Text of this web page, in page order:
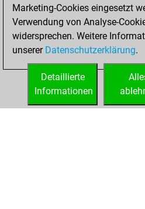
Samstag,
13, 2021
You
your Fritz
Marketing-Cookies eingesetzt
Verwendung von Analyse-
widersprechen. Weitere
unserer Datenschutzerklärung.
Detaillierte
Informationen